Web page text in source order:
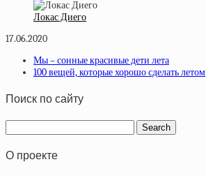
Локас Диего
17.06.2020
Мы – сонные красивые дети лета
100 вещей, которые хорошо сделать летом
Поиск по сайту
О проекте